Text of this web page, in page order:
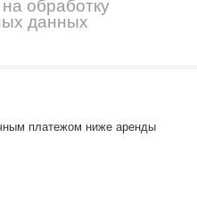
платежом ниже аренды
обработку
данных